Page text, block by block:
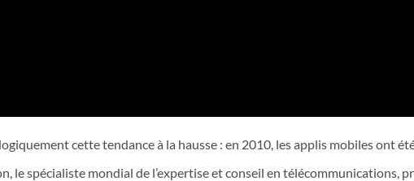
cette tendance à la hausse : en 2010, les applis mobiles ont
spécialiste mondial de l’expertise et conseil en télécommunications,